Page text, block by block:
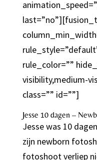
rule_color=””
visibility,medium-
class=”” id=””]
Jesse 10 dagen –
Jesse was 10
zijn newborn
fotoshoot verliep